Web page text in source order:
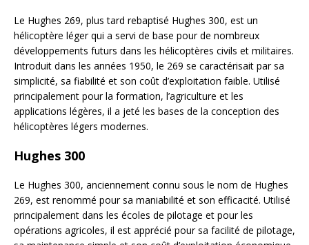
Le Hughes 269, plus tard rebaptisé Hughes 300, est un
hélicoptère léger qui a servi de base pour de nombreux
développements futurs dans les hélicoptères civils et militaires.
Introduit dans les années 1950, le 269 se caractérisait par sa
simplicité, sa fiabilité et son coût d’exploitation faible. Utilisé
principalement pour la formation, l’agriculture et les
applications légères, il a jeté les bases de la conception des
hélicoptères légers modernes.
Hughes 300
Le Hughes 300, anciennement connu sous le nom de Hughes
269, est renommé pour sa maniabilité et son efficacité. Utilisé
principalement dans les écoles de pilotage et pour les
opérations agricoles, il est apprécié pour sa facilité de pilotage,